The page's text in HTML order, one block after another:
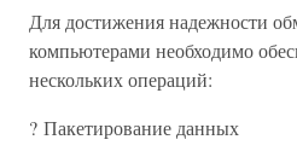
Для достижения надежности
компьютерами необходимо
нескольких операций:
? Пакетирование данных